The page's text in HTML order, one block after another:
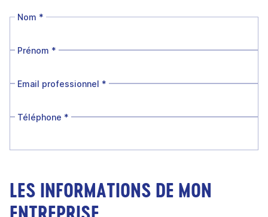
Nom *
Prénom *
Email professionnel *
Téléphone *
LES INFORMATIONS DE MON